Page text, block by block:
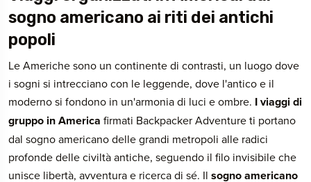
sogno americano ai riti dei antichi
popoli
Le Americhe sono un continente di contrasti, un luogo dove
i sogni si intrecciano con le leggende, dove l'antico e il
moderno si fondono in un'armonia di luci e ombre. I viaggi di
gruppo in America firmati Backpacker Adventure ti portano
dal sogno americano delle grandi metropoli alle radici
profonde delle civiltà antiche, seguendo il filo invisibile che
unisce libertà, avventura e ricerca di sé. Il sogno americano